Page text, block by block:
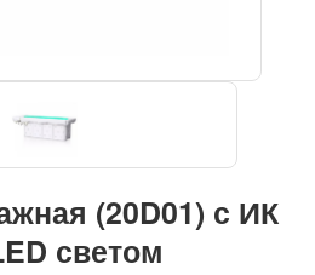
(20D01) с ИК
светом